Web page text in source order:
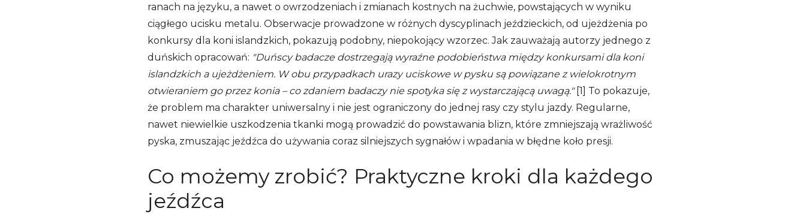
ranach na języku, a nawet o owrzodzeniach i zmianach kostnych na żuchwie, powstających w wyniku
ciągłego ucisku metalu. Obserwacje prowadzone w różnych dyscyplinach jeździeckich, od ujeżdżenia po
konkursy dla koni islandzkich, pokazują podobny, niepokojący wzorzec. Jak zauważają autorzy jednego z
duńskich opracowań: "Duńscy badacze dostrzegają wyraźne podobieństwa między konkursami dla koni
islandzkich a ujeżdżeniem. W obu przypadkach urazy uciskowe w pysku są powiązane z wielokrotnym
otwieraniem go przez konia – co zdaniem badaczy nie spotyka się z wystarczającą uwagą."[1] To pokazuje,
że problem ma charakter uniwersalny i nie jest ograniczony do jednej rasy czy stylu jazdy. Regularne,
nawet niewielkie uszkodzenia tkanki mogą prowadzić do powstawania blizn, które zmniejszają wrażliwość
pyska, zmuszając jeźdźca do używania coraz silniejszych sygnałów i wpadania w błędne koło presji.
Co możemy zrobić? Praktyczne kroki dla każdego
jeźdźca